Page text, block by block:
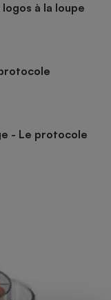
à la loupe
- Le protocole